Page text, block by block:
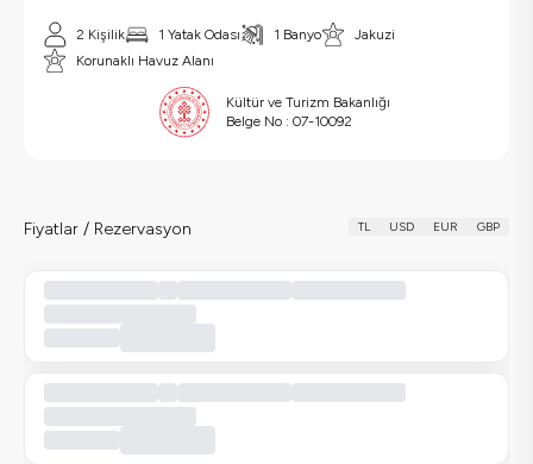
2 Kişilik 1 Yatak Odası 1 Banyo
Jakuzi
Korunaklı Havuz Alanı
Kültür ve Turizm Bakanlığı
Belge No : 07-10092
Fiyatlar / Rezervasyon TL USD EUR GBP